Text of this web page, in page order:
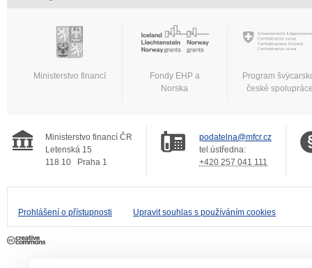
Ministerstvo financí
Fondy EHP a
Norska
Program
české
Ministerstvo financí ČR
Letenská 15
118 10
Praha 1
podatelna@mfcr.cz
tel.ústředna:
+420 257 041 111
Prohlášení o přístupnosti Upravit souhlas s používáním cookies